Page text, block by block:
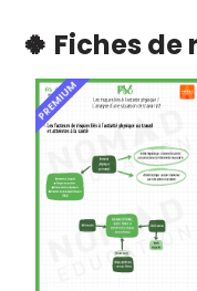
🍀 Fiches
PREMIUM